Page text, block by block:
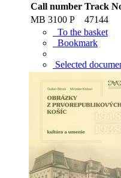
Call number Track
MB 3100 P
47144
To the basket
Bookmark
Selected